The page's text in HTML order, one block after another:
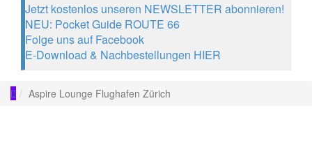
Jetzt kostenlos unseren NEWSLETTER abonnieren!
NEU: Pocket Guide ROUTE 66
Folge uns auf Facebook
E-Download & Nachbestellungen HIER
Aspire Lounge Flughafen Zürich